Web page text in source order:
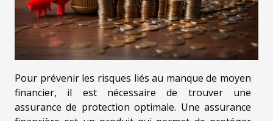
Pour prévenir les risques liés au manque de moyen
financier, il est nécessaire de trouver une
assurance de protection optimale. Une assurance